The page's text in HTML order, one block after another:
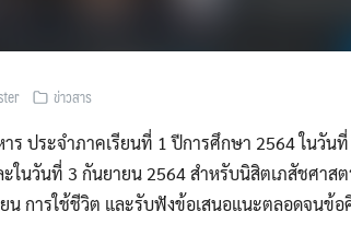
ข่าวสาร
ประจำภาคเรียนที่ 1 ปีการศึกษา 2564 ในวัน
ในวันที่ 3 กันยายน 2564 สำหรับนิสิตเภสัชศาสต
น การใช้ชีวิต และรับฟังข้อเสนอแนะตลอดจนข้อ